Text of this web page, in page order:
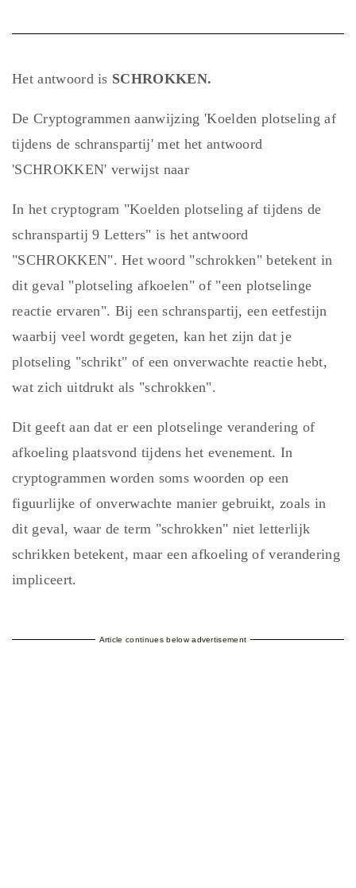
Het antwoord is SCHROKKEN.
De Cryptogrammen aanwijzing 'Koelden plotseling af
tijdens de schranspartij' met het antwoord
'SCHROKKEN' verwijst naar
In het cryptogram "Koelden plotseling af tijdens de
schranspartij 9 Letters" is het antwoord
"SCHROKKEN". Het woord "schrokken" betekent in
dit geval "plotseling afkoelen" of "een plotselinge
reactie ervaren". Bij een schranspartij, een eetfestijn
waarbij veel wordt gegeten, kan het zijn dat je
plotseling "schrikt" of een onverwachte reactie hebt,
wat zich uitdrukt als "schrokken".
Dit geeft aan dat er een plotselinge verandering of
afkoeling plaatsvond tijdens het evenement. In
cryptogrammen worden soms woorden op een
figuurlijke of onverwachte manier gebruikt, zoals in
dit geval, waar de term "schrokken" niet letterlijk
schrikken betekent, maar een afkoeling of verandering
impliceert.
Article continues below advertisement